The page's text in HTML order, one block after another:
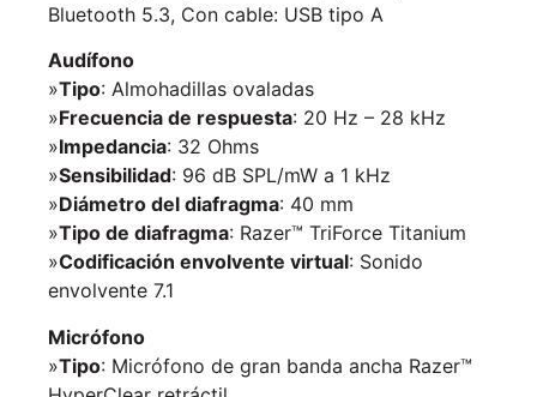
Bluetooth 5.3, Con cable: USB tipo A
Audífono
»Tipo: Almohadillas ovaladas
»Frecuencia de respuesta: 20 Hz – 28 kHz
»Impedancia: 32 Ohms
»Sensibilidad: 96 dB SPL/mW a 1 kHz
»Diámetro del diafragma: 40 mm
»Tipo de diafragma: Razer™ TriForce Titanium
»Codificación envolvente virtual: Sonido
envolvente 7.1
Micrófono
»Tipo: Micrófono de gran banda ancha Razer™